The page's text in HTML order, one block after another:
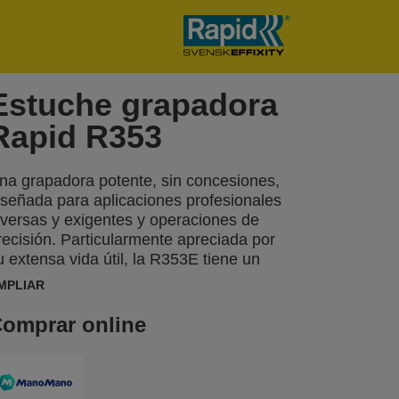
grapadora
R353
grapadora potente, sin concesiones,
para aplicaciones profesionales
y exigentes y operaciones de
Particularmente apreciada por
extensa vida útil, la R353E tiene un
gatillo patentado fácil de usar con
hace que sea un 40% más fácil de
Adecuada para trabajos difíciles,
cuero, lona y otros textiles más
online